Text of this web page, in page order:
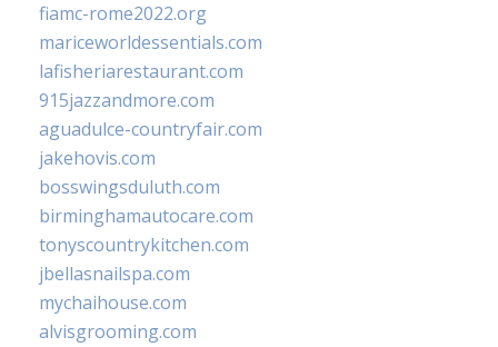
fiamc-rome2022.org
mariceworldessentials.com
lafisheriarestaurant.com
915jazzandmore.com
aguadulce-countryfair.com
jakehovis.com
bosswingsduluth.com
birminghamautocare.com
tonyscountrykitchen.com
jbellasnailspa.com
mychaihouse.com
alvisgrooming.com